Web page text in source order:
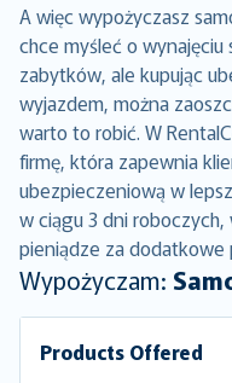
A więc wypożyczasz
chce myśleć o
zabytków, ale kupując
wyjazdem, można
warto to robić. W
firmę, która zapewnia
ubezpieczeniową w
w ciągu 3 dni
pieniądze za dodatkowe
Wypożyczam:
Products Offered